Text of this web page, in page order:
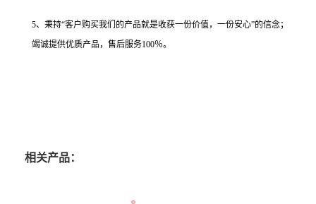
5、秉持“客户购买我们的产品就是收获一份价值，一份安心”的信念；
竭诚提供优质产品，售后服务100％。
相关产品：